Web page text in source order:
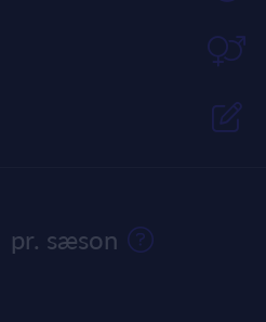
pr. sæson